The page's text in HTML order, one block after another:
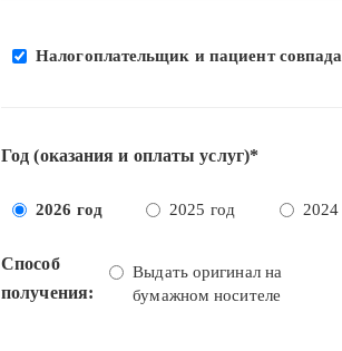
Налогоплательщик и пациент
Год (оказания и оплаты услуг)*
2026 год 2025 год 2024
Способ
получения:
Выдать оригинал на
бумажном носителе